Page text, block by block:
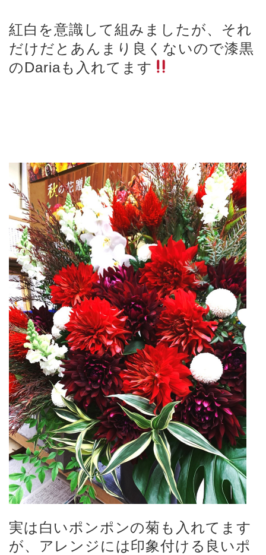
紅白を意識して組みましたが、それ
だけだとあんまり良くないので漆黒
のDariaも入れてます
実は白いポンポンの菊も入れてます
が、アレンジには印象付ける良いポ